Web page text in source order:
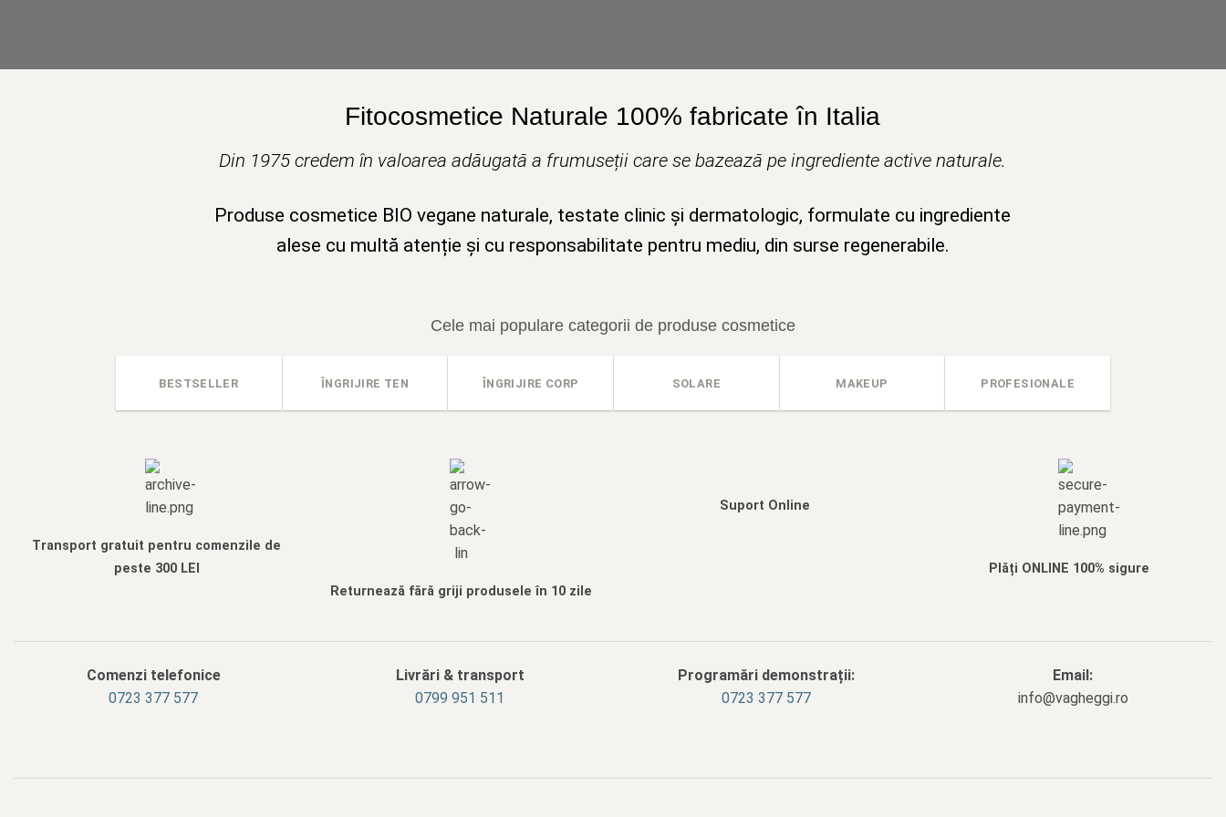
Fitocosmetice Naturale 100% fabricate în Italia
Din 1975 credem în valoarea adăugată a frumuseții care se bazează pe ingrediente active naturale.
Produse cosmetice BIO vegane naturale, testate clinic și dermatologic, formulate cu ingrediente
alese cu multă atenție și cu responsabilitate pentru mediu, din surse regenerabile.
Cele mai populare categorii de produse cosmetice
BESTSELLER ÎNGRIJIRE TEN ÎNGRIJIRE CORP SOLARE MAKEUP PROFESIONALE
Transport gratuit pentru comenzile de
peste 300 LEI
Returnează fără griji produsele în 10 zile
Suport Online
Plăți ONLINE 100% sigure
Comenzi telefonice
0723 377 577
Livrări & transport
‭0799 951 511‬
Programări demonstrații:
0723 377 577
Email:
info@vagheggi.ro